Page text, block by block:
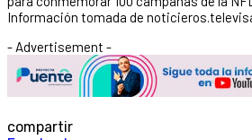
Información tomada de
- Advertisement -
compartir